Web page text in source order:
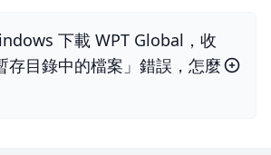
下載 WPT Global，收
存目錄中的檔案」錯誤，怎麼